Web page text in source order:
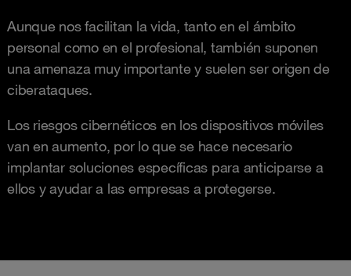
Aunque nos facilitan la vida, tanto en el ámbito
personal como en el profesional, también suponen
una amenaza muy importante y suelen ser origen de
ciberataques.
Los riesgos cibernéticos en los dispositivos móviles
van en aumento, por lo que se hace necesario
implantar soluciones específicas para anticiparse a
ellos y ayudar a las empresas a protegerse.